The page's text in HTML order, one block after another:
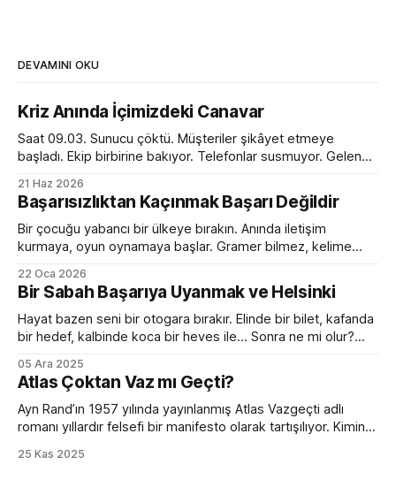
DEVAMINI OKU
Kriz Anında İçimizdeki Canavar
Saat 09.03. Sunucu çöktü. Müşteriler şikâyet etmeye
başladı. Ekip birbirine bakıyor. Telefonlar susmuyor. Gelen
toplantı odasında ilginç bir dönüşüm yaşanıyor. Normalde
sakin olan yönetici sesini yükseltiyor. Empatik ve sakin ekip
lideri bir anda diktatöre dönüşüyor. Her fikre açık olan
21 Haz 2026
Başarısızlıktan Kaçınmak Başarı Değildir
Bir çocuğu yabancı bir ülkeye bırakın. Anında iletişim
kurmaya, oyun oynamaya başlar. Gramer bilmez, kelime
kurar. Ama devam eder. Birkaç ay sonra da sanki hep
oradaymış gibi sohbet etmeye başlar. Peki bir yetişkini aynı
ortama bırakırsanız? Kelimeleri, kuralları, zaman çekimlerini
bilse de
22 Oca 2026
Bir Sabah Başarıya Uyanmak ve Helsinki
Hayat bazen seni bir otogara bırakır. Elinde bir bilet, kafanda
bir hedef, kalbinde koca bir heves ile... Sonra ne mi olur?
filmlerde olur. Hollywood sıkıcı hazırlık sürecini hızlıca
geçiverir. Kahramanımız birkaç mekik, 2 şınav, 3-4 mekik,
birazcık da ter sonrası
05 Ara 2025
Atlas Çoktan Vaz mı Geçti?
Ayn Rand’ın 1957 yılında yayınlanmış Atlas Vazgeçti adlı
romanı yıllardır felsefi bir manifesto olarak tartışılıyor. Kimine
Ama bütün bu tartışmaların ötesinde, romanın bugünün iş
25 Kas 2025